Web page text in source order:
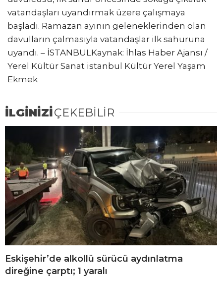
vatandaşları uyandırmak üzere çalışmaya
başladı. Ramazan ayının geleneklerinden olan
davulların çalmasıyla vatandaşlar ilk sahuruna
uyandı. – İSTANBULKaynak: İhlas Haber Ajansı /
Yerel Kültür Sanat istanbul Kültür Yerel Yaşam
Ekmek
İLGİNİZİÇEKEBİLİR
Eskişehir’de alkollü sürücü aydınlatma
direğine çarptı; 1 yaralı